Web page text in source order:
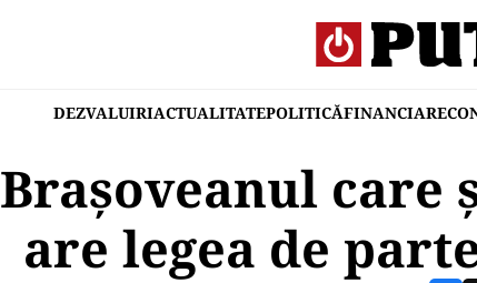
DEZVALUIRIACTUALITATEPOLITICĂFINANCIAR
Brașoveanul care
are legea de